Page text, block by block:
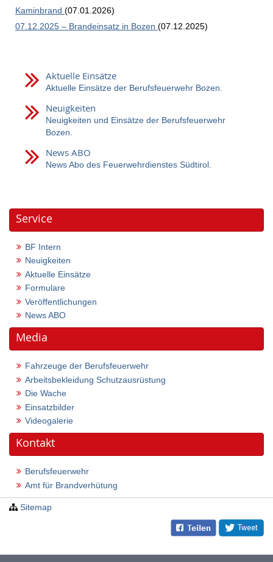
Kaminbrand (07.01.2026)
07.12.2025 – Brandeinsatz in Bozen (07.12.2025)
Aktuelle Einsätze
Aktuelle Einsätze der Berufsfeuerwehr Bozen.
Neuigkeiten
Neuigkeiten und Einsätze der Berufsfeuerwehr
Bozen.
News ABO
News Abo des Feuerwehrdienstes Südtirol.
Service
BF Intern
Neuigkeiten
Aktuelle Einsätze
Formulare
Veröffentlichungen
News ABO
Media
Fahrzeuge der Berufsfeuerwehr
Arbeitsbekleidung Schutzausrüstung
Die Wache
Einsatzbilder
Videogalerie
Kontakt
Berufsfeuerwehr
Amt für Brandverhütung
Sitemap